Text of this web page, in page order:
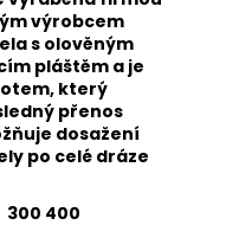
výrobcem
s olověným
pláštěm a je
který
přenos
dosažení
po celé dráze
300 400